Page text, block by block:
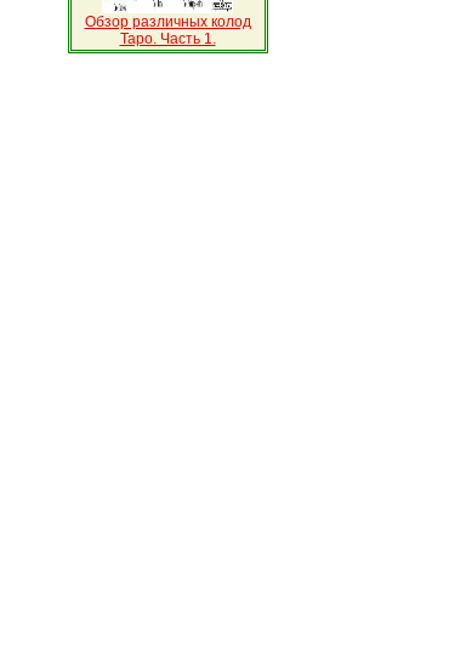
Обзор различных колод
Таро. Часть 1.